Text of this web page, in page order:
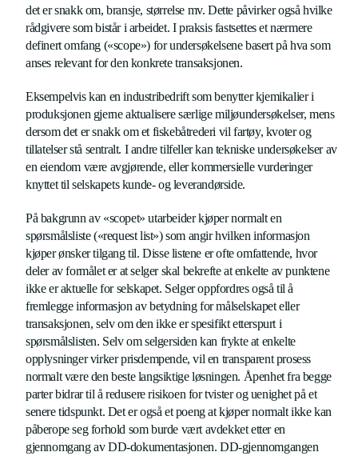
det er snakk om, bransje, størrelse mv. Dette påvirker også hvilke
rådgivere som bistår i arbeidet. I praksis fastsettes et nærmere
definert omfang («scope») for undersøkelsene basert på hva som
anses relevant for den konkrete transaksjonen.
Eksempelvis kan en industribedrift som benytter kjemikalier i
produksjonen gjerne aktualisere særlige miljøundersøkelser, mens
dersom det er snakk om et fiskebåtrederi vil fartøy, kvoter og
tillatelser stå sentralt. I andre tilfeller kan tekniske undersøkelser av
en eiendom være avgjørende, eller kommersielle vurderinger
knyttet til selskapets kunde- og leverandørside.
På bakgrunn av «scopet» utarbeider kjøper normalt en
spørsmålsliste («request list») som angir hvilken informasjon
kjøper ønsker tilgang til. Disse listene er ofte omfattende, hvor
deler av formålet er at selger skal bekrefte at enkelte av punktene
ikke er aktuelle for selskapet. Selger oppfordres også til å
fremlegge informasjon av betydning for målselskapet eller
transaksjonen, selv om den ikke er spesifikt etterspurt i
spørsmålslisten. Selv om selgersiden kan frykte at enkelte
opplysninger virker prisdempende, vil en transparent prosess
normalt være den beste langsiktige løsningen. Åpenhet fra begge
parter bidrar til å redusere risikoen for tvister og uenighet på et
senere tidspunkt. Det er også et poeng at kjøper normalt ikke kan
påberope seg forhold som burde vært avdekket etter en
gjennomgang av DD-dokumentasjonen. DD-gjennomgangen